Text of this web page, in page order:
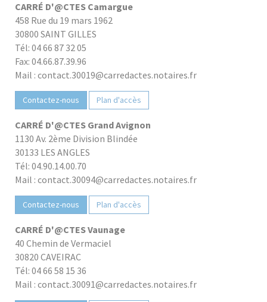
CARRÉ D'@CTES Camargue
458 Rue du 19 mars 1962
30800 SAINT GILLES
Tél: 04 66 87 32 05
Fax: 04.66.87.39.96
Mail : contact.30019@carredactes.notaires.fr
Contactez-nous Plan d'accès
CARRÉ D'@CTES Grand Avignon
1130 Av. 2ème Division Blindée
30133 LES ANGLES
Tél: 04.90.14.00.70
Mail : contact.30094@carredactes.notaires.fr
Contactez-nous Plan d'accès
CARRÉ D'@CTES Vaunage
40 Chemin de Vermaciel
30820 CAVEIRAC
Tél: 04 66 58 15 36
Mail : contact.30091@carredactes.notaires.fr